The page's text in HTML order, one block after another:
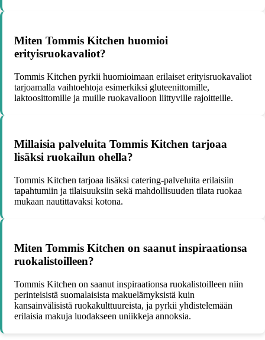
Miten Tommis Kitchen huomioi
erityisruokavaliot?
Tommis Kitchen pyrkii huomioimaan erilaiset erityisruokavaliot
tarjoamalla vaihtoehtoja esimerkiksi gluteenittomille,
laktoosittomille ja muille ruokavalioon liittyville rajoitteille.
Millaisia palveluita Tommis Kitchen tarjoaa
lisäksi ruokailun ohella?
Tommis Kitchen tarjoaa lisäksi catering-palveluita erilaisiin
tapahtumiin ja tilaisuuksiin sekä mahdollisuuden tilata ruokaa
mukaan nautittavaksi kotona.
Miten Tommis Kitchen on saanut inspiraationsa
ruokalistoilleen?
Tommis Kitchen on saanut inspiraationsa ruokalistoilleen niin
perinteisistä suomalaisista makuelämyksistä kuin
kansainvälisistä ruokakulttuureista, ja pyrkii yhdistelemään
erilaisia makuja luodakseen uniikkeja annoksia.